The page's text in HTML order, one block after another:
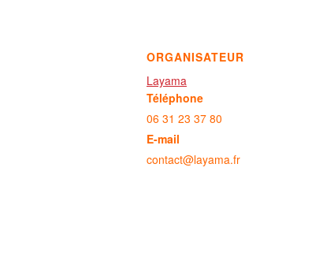
ORGANISATEUR
Layama
Téléphone
06 31 23 37 80
E-mail
contact@layama.fr